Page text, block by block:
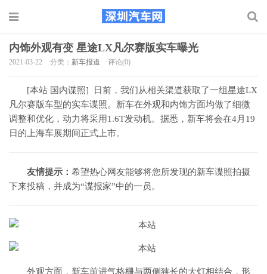
内饰外观有变 星途LX凡尔赛版实车曝光
2021-03-22 分类： 新车报道 评论(0)
[本站 国内谍照] 日前，我们从相关渠道获取了一组星途LX
凡尔赛版车型的实车谍照。新车在外观和内饰方面均做了细微
调整和优化，动力将采用1.6T发动机。据悉，新车将会在4月19
日的上海车展期间正式上市。
友情提示： 希望热心网友能够将您所发现的新车谍照拍摄
下来投稿，并成为“谍报家”中的一员。
外观方面，新车前进气格栅与两侧狭长的大灯相结合，形